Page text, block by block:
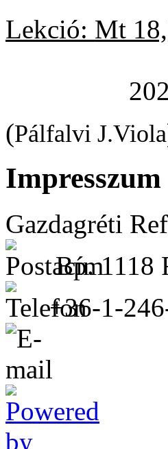
Lekció: Mt
2026.
(Pálfalvi J.Viola
Impresszum
Gazdagréti
Bp. 1118
+36-1-